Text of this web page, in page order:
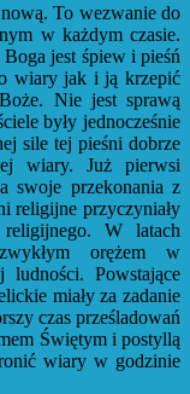
To wezwanie do
w każdym czasie.
jest śpiew i pieśń
wiary jak i ją krzepić
Nie jest sprawą
były jednocześnie
sile tej pieśni dobrze
wiary. Już pierwsi
swoje przekonania z
religijne przyczyniały
W latach
orężem w
ludności. Powstające
miały za zadanie
czas prześladowań
Świętym i postyllą
wiary w godzinie